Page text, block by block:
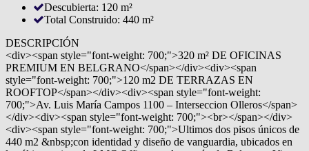
Descubierta: 120 m²
Total Construido: 440 m²
DESCRIPCIÓN
<div><span style="font-weight: 700;">320 m² DE OFICINAS
PREMIUM EN BELGRANO</span></div><div><span
style="font-weight: 700;">120 m2 DE TERRAZAS EN
ROOFTOP</span></div><div><span style="font-weight:
700;">Av. Luis María Campos 1100 – Interseccion Olleros</span>
</div><div><span style="font-weight: 700;"><br></span></div>
<div><span style="font-weight: 700;">Ultimos dos pisos únicos de
440 m2 &nbsp;con identidad y diseño de vanguardia, ubicados en